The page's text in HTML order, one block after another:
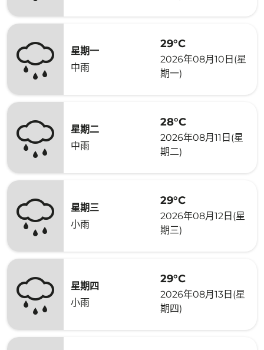
星期一
中雨
29°C
2026年08月10日(星
期一)
星期二
中雨
28°C
2026年08月11日(星
期二)
星期三
小雨
29°C
2026年08月12日(星
期三)
星期四
小雨
29°C
2026年08月13日(星
期四)